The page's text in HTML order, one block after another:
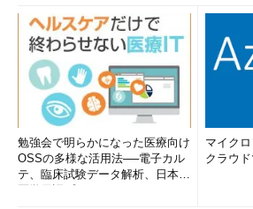
勉強会で明らかになった医療向け
OSSの多様な活用法──電子カル
テ、臨床試験データ解析、日本語
マイク
クラウ